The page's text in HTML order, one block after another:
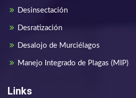
Desinsectación
Desratización
Desalojo de Murciélagos
Manejo Integrado de Plagas (MIP)
Links